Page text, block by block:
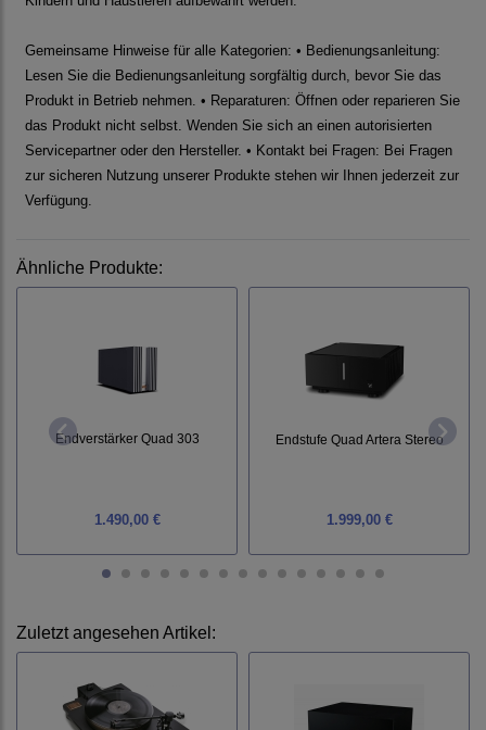
Gemeinsame Hinweise für alle Kategorien: • Bedienungsanleitung:
Lesen Sie die Bedienungsanleitung sorgfältig durch, bevor Sie das
Produkt in Betrieb nehmen. • Reparaturen: Öffnen oder reparieren Sie
das Produkt nicht selbst. Wenden Sie sich an einen autorisierten
Servicepartner oder den Hersteller. • Kontakt bei Fragen: Bei Fragen
zur sicheren Nutzung unserer Produkte stehen wir Ihnen jederzeit zur
Verfügung.
Ähnliche Produkte:
Endverstärker Quad 303
1.490,00 €
Endstufe Quad Artera Stereo
1.999,00 €
Zuletzt angesehen Artikel: